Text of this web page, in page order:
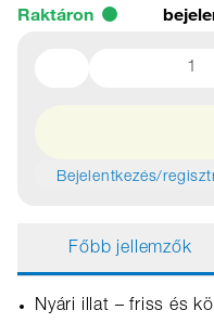
Raktáron
Bejelentkezés/
Főbb jellemzők
Nyári illat – friss és